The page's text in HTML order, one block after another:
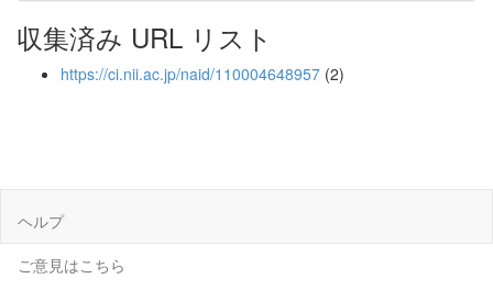
収集済み URL リスト
https://ci.nii.ac.jp/naid/110004648957 (2)
ヘルプ
ご意見はこちら